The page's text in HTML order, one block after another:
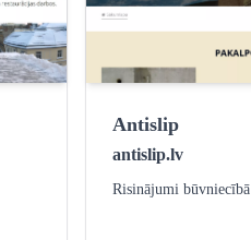
Antislip
antislip.lv
Risinājumi būvniecībā